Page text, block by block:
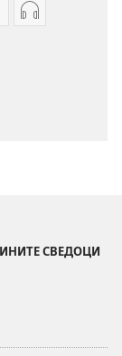
Опции
семејство
СВЕДОЦИ